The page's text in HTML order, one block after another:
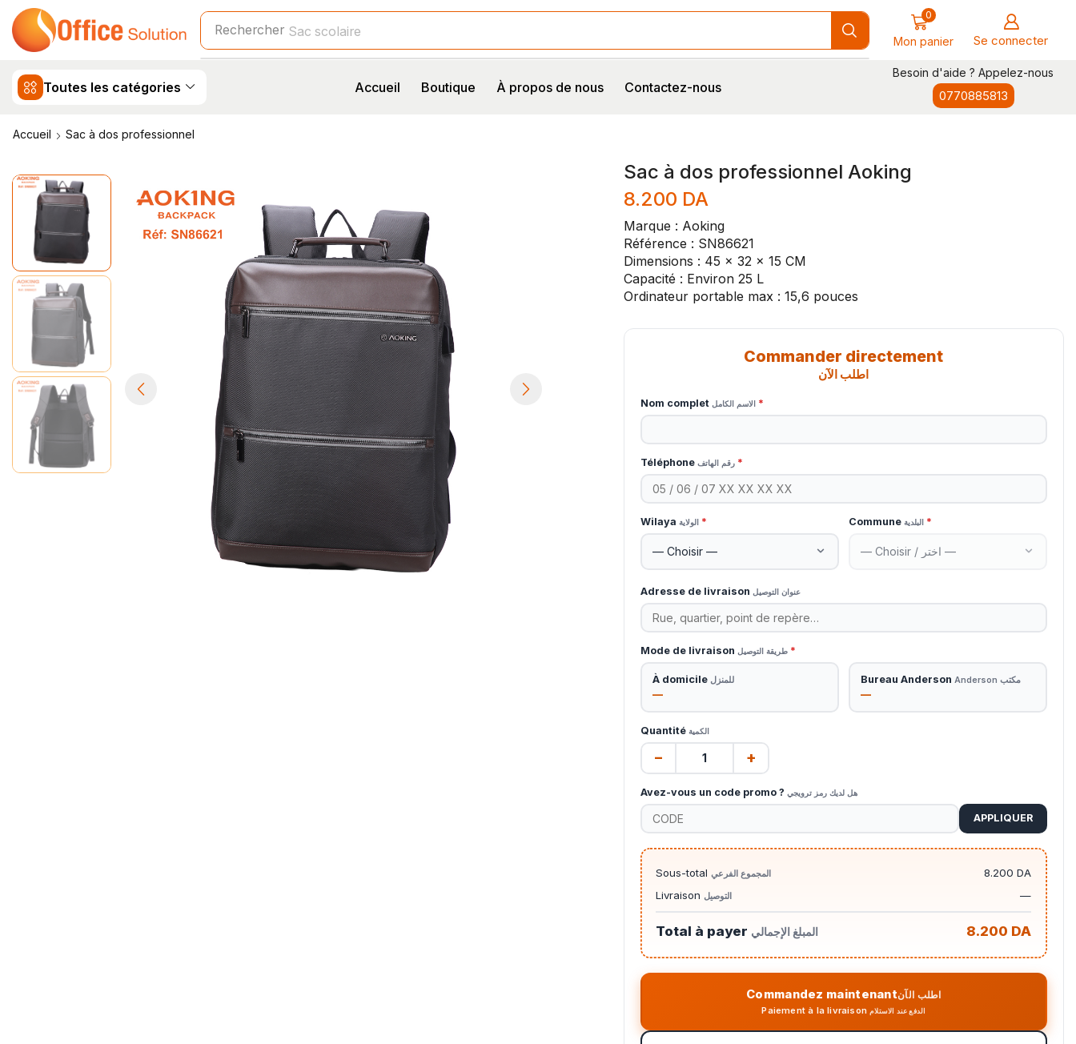
Rechercher Sac scolaire
0
Mon panier Se connecter
Toutes les catégories Accueil Boutique À propos de nous Contactez-nous
Besoin d'aide ? Appelez-nous
0770885813
Accueil Sac à dos professionnel
Sac à dos professionnel Aoking
8.200 DA
Marque : Aoking
Référence : SN86621
Dimensions : 45 × 32 × 15 CM
Capacité : Environ 25 L
Ordinateur portable max : 15,6 pouces
Commander directement
اطلب الآن
Nom complet الاسم الكامل *
Téléphone رقم الهاتف *
Wilaya الولاية * Commune البلدية *
Adresse de livraison عنوان التوصيل
Mode de livraison طريقة التوصيل *
À domicileللمنزل
—
Bureau Anderson مكتب Anderson
—
Quantité الكمية
− +
Avez-vous un code promo ? هل لديك رمز ترويجي
APPLIQUER
Sous-totalالمجموع الفرعي
8.200 DA
Livraisonالتوصيل —
Total à payer المبلغ الإجمالي 8.200 DA
Commandez maintenantاطلب الآن
Paiement à la livraisonالدفع عند الاستلام